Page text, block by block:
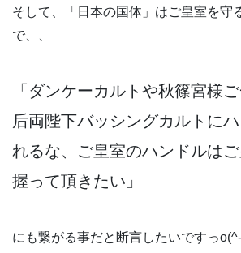
そして、「日本の国体」はご皇室を守
で、、
「ダンケーカルトや秋篠宮様
后両陛下バッシングカルトに
れるな、ご皇室のハンドルは
握って頂きたい」
にも繋がる事だと断言したいですっo(^-